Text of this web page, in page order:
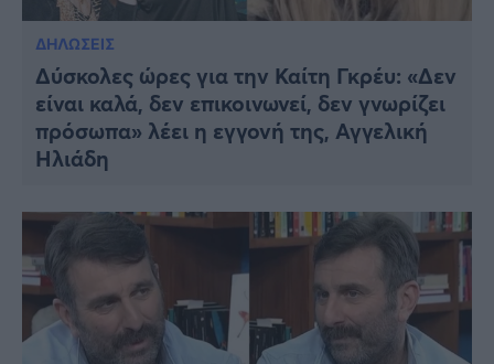
ΔΗΛΩΣΕΙΣ
Δύσκολες ώρες για την Καίτη Γκρέυ: «Δεν
είναι καλά, δεν επικοινωνεί, δεν γνωρίζει
πρόσωπα» λέει η εγγονή της, Αγγελική
Ηλιάδη